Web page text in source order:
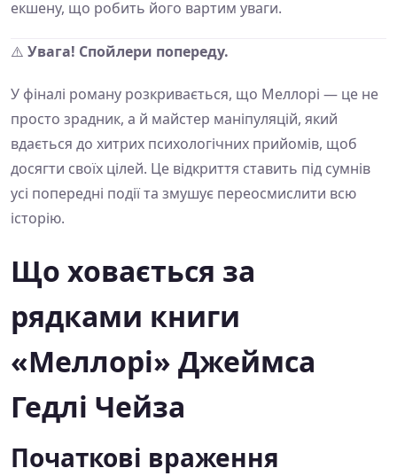
екшену, що робить його вартим уваги.
⚠️ Увага! Спойлери попереду.
У фіналі роману розкривається, що Меллорі — це не
просто зрадник, а й майстер маніпуляцій, який
вдається до хитрих психологічних прийомів, щоб
досягти своїх цілей. Це відкриття ставить під сумнів
усі попередні події та змушує переосмислити всю
історію.
Що ховається за
рядками книги
«Меллорі» Джеймса
Гедлі Чейза
Початкові враження